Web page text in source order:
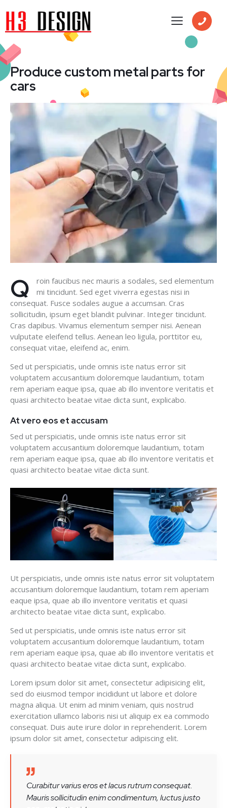
Produce custom metal parts for
cars
Q
roin faucibus nec mauris a sodales, sed elementum
mi tincidunt. Sed eget viverra egestas nisi in
consequat. Fusce sodales augue a accumsan. Cras
sollicitudin, ipsum eget blandit pulvinar. Integer tincidunt.
Cras dapibus. Vivamus elementum semper nisi. Aenean
vulputate eleifend tellus. Aenean leo ligula, porttitor eu,
consequat vitae, eleifend ac, enim.
Sed ut perspiciatis, unde omnis iste natus error sit
voluptatem accusantium doloremque laudantium, totam
rem aperiam eaque ipsa, quae ab illo inventore veritatis et
quasi architecto beatae vitae dicta sunt, explicabo.
At vero eos et accusam
Sed ut perspiciatis, unde omnis iste natus error sit
voluptatem accusantium doloremque laudantium, totam
rem aperiam eaque ipsa, quae ab illo inventore veritatis et
quasi architecto beatae vitae dicta sunt.
Ut perspiciatis, unde omnis iste natus error sit voluptatem
accusantium doloremque laudantium, totam rem aperiam
eaque ipsa, quae ab illo inventore veritatis et quasi
architecto beatae vitae dicta sunt, explicabo.
Sed ut perspiciatis, unde omnis iste natus error sit
voluptatem accusantium doloremque laudantium, totam
rem aperiam eaque ipsa, quae ab illo inventore veritatis et
quasi architecto beatae vitae dicta sunt, explicabo.
Lorem ipsum dolor sit amet, consectetur adipisicing elit,
sed do eiusmod tempor incididunt ut labore et dolore
magna aliqua. Ut enim ad minim veniam, quis nostrud
exercitation ullamco laboris nisi ut aliquip ex ea commodo
consequat. Duis aute irure dolor in reprehenderit. Lorem
ipsum dolor sit amet, consectetur adipiscing elit.
Curabitur varius eros et lacus rutrum consequat.
Mauris sollicitudin enim condimentum, luctus justo